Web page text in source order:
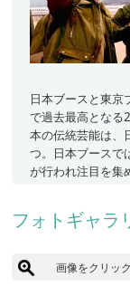
日本ブースと東京
で過去最高となる
本の伝統芸能は、
つ。日本ブースで
が行われ注目を集
フォトギャラ
画像をクリッ